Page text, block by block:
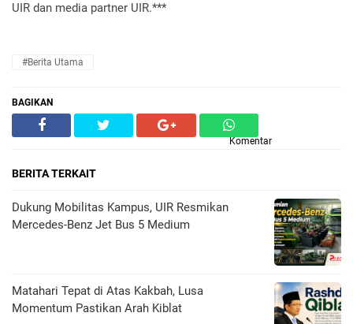
UIR dan media partner UIR.***
#Berita Utama
BAGIKAN
Komentar
BERITA TERKAIT
Dukung Mobilitas Kampus, UIR Resmikan
Mercedes-Benz Jet Bus 5 Medium
Matahari Tepat di Atas Kakbah, Lusa
Momentum Pastikan Arah Kiblat